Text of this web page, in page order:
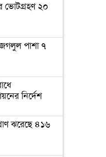
ভোটগ্রহণ ২০
পাশা ৭
নির্দেশ
ঝরেছে ৪১৬